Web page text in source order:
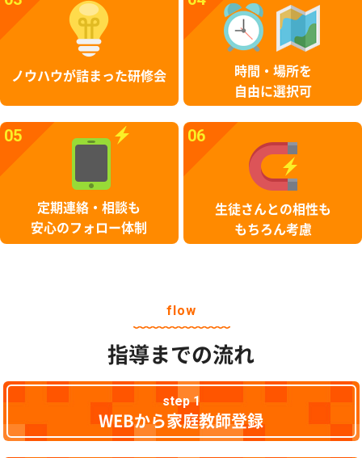
ノウハウが詰まった研修会
時間・場所を
自由に選択可
05
定期連絡・相談も
安心のフォロー体制
06
生徒さんとの相性も
もちろん考慮
flow
指導までの流れ
step 1
WEBから家庭教師登録